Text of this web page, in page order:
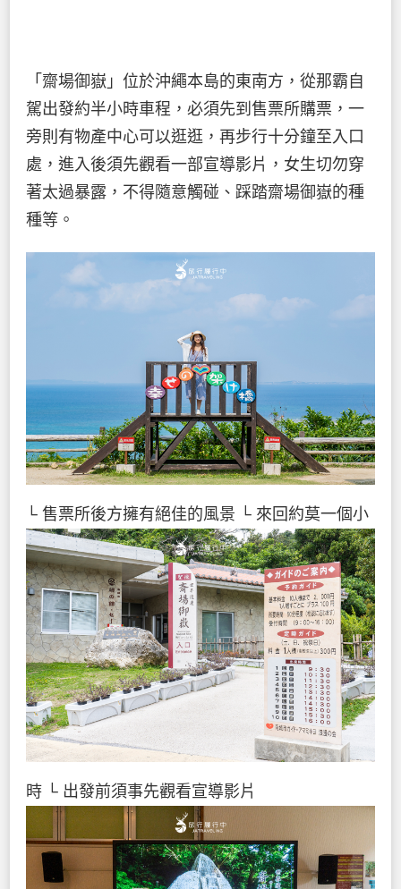
「齋場御嶽」位於沖繩本島的東南方，從那霸自
駕出發約半小時車程，必須先到售票所購票，一
旁則有物產中心可以逛逛，再步行十分鐘至入口
處，進入後須先觀看一部宣導影片，女生切勿穿
著太過暴露，不得隨意觸碰、踩踏齋場御嶽的種
種等。
└ 售票所後方擁有絕佳的風景 └ 來回約莫一個小
時 └ 出發前須事先觀看宣導影片